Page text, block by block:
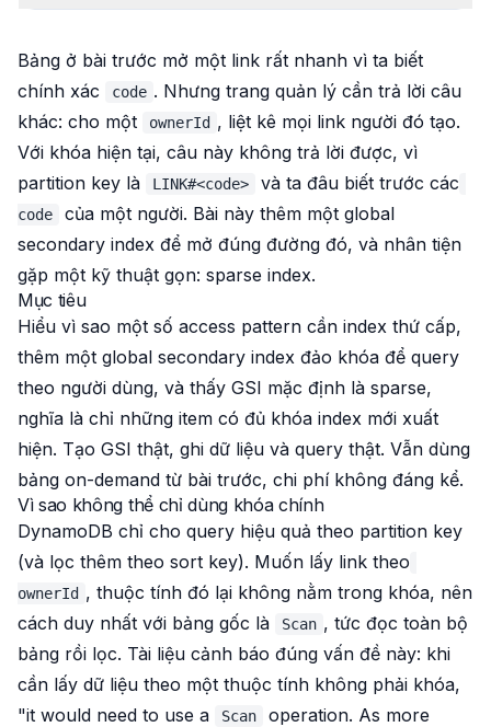
Bảng ở bài trước mở một link rất nhanh vì ta biết
chính xác
code . Nhưng trang quản lý cần trả lời câu
khác: cho một
ownerId , liệt kê mọi link người đó tạo.
Với khóa hiện tại, câu này không trả lời được, vì
partition key là
LINK#<code> và ta đâu biết trước các
code
của một người. Bài này thêm một global
secondary index để mở đúng đường đó, và nhân tiện
gặp một kỹ thuật gọn: sparse index.
Mục tiêu
Hiểu vì sao một số access pattern cần index thứ cấp,
thêm một global secondary index đảo khóa để query
theo người dùng, và thấy GSI mặc định là sparse,
nghĩa là chỉ những item có đủ khóa index mới xuất
hiện. Tạo GSI thật, ghi dữ liệu và query thật. Vẫn dùng
bảng on-demand từ bài trước, chi phí không đáng kể.
Vì sao không thể chỉ dùng khóa chính
DynamoDB chỉ cho query hiệu quả theo partition key
(và lọc thêm theo sort key). Muốn lấy link theo
ownerId , thuộc tính đó lại không nằm trong khóa, nên
cách duy nhất với bảng gốc là
Scan , tức đọc toàn bộ
bảng rồi lọc. Tài liệu cảnh báo đúng vấn đề này: khi
cần lấy dữ liệu theo một thuộc tính không phải khóa,
"it would need to use a
Scan
operation. As more